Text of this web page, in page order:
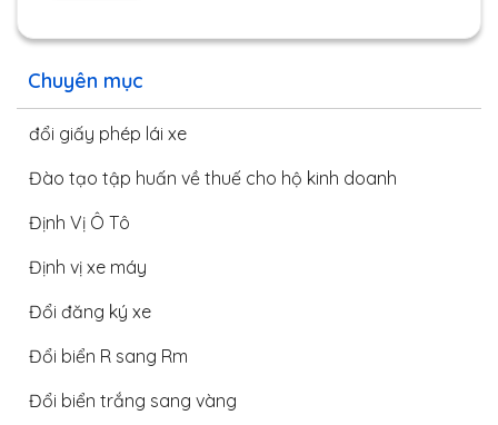
Chuyên mục
đổi giấy phép lái xe
Đào tạo tập huấn về thuế cho hộ kinh doanh
Định Vị Ô Tô
Định vị xe máy
Đổi đăng ký xe
Đổi biển R sang Rm
Đổi biển trắng sang vàng